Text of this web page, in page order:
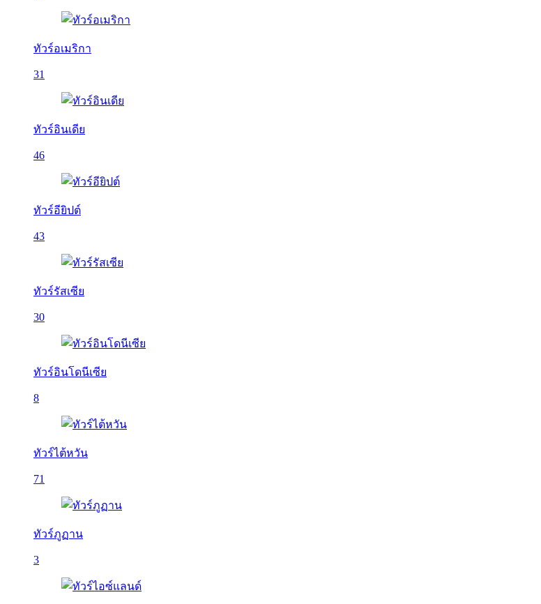
ทัวร์อเมริกา
31
ทัวร์อินเดีย
46
ทัวร์อียิปต์
43
ทัวร์รัสเซีย
30
ทัวร์อินโดนีเซีย
8
ทัวร์ไต้หวัน
71
ทัวร์ภูฏาน
3